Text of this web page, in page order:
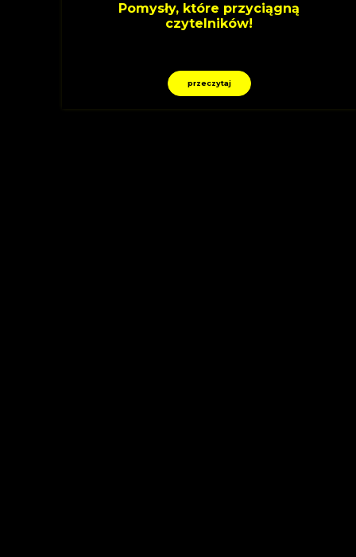
Pomysły, które przyciągną
czytelników!
przeczytaj